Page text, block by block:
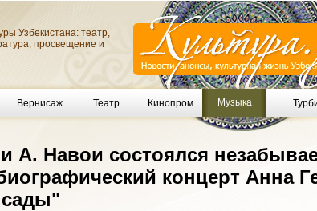
Узбекистана: театр,
просвещение и
Вернисаж Театр Кинопром Музыка
А. Навои состоялся
концерт Анна
сады"